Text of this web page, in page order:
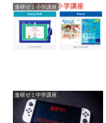
進研ゼミ小学講座
進研ゼミ中学講座